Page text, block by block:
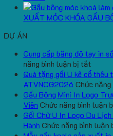
XUẤT MÓC KHÓA GẤU
DỰ ÁN
Cung cấp băng đô tay in
năng bình luận bị tắt
Cung
cấp
băng
đô
tay
in
Quà tặng gối U kê cổ thêu
ATVNCG2026 Chức
Gấu Bông Mini In Logo
Viên Chức năng bình luận
Gối Chữ U In Logo Du
Hành Chức năng bình luận